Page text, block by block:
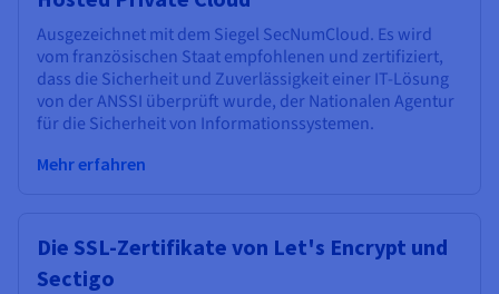
Ausgezeichnet mit dem Siegel SecNumCloud. Es wird
vom französischen Staat empfohlenen und zertifiziert,
dass die Sicherheit und Zuverlässigkeit einer IT-Lösung
von der ANSSI überprüft wurde, der Nationalen Agentur
für die Sicherheit von Informationssystemen.
Mehr erfahren
Die SSL-Zertifikate von Let's Encrypt und
Sectigo